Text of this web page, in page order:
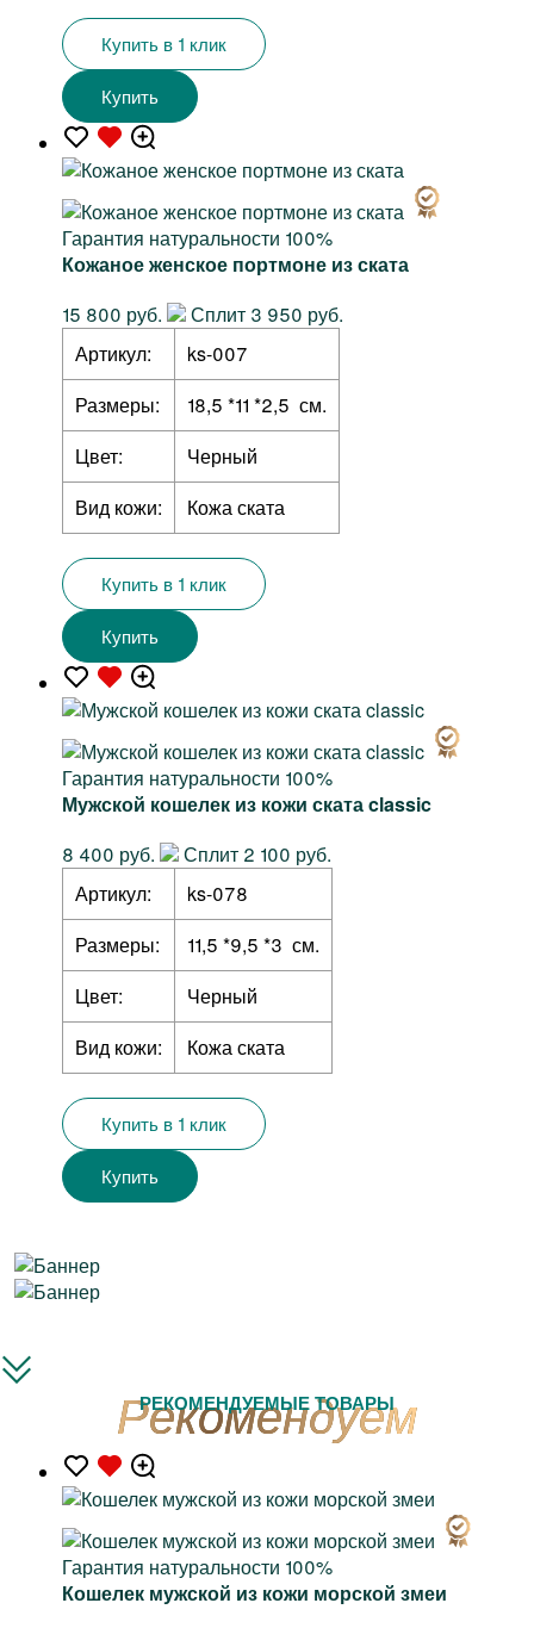
Купить в 1 клик
Купить
Гарантия натуральности 100%
Кожаное женское портмоне из ската
15 800 руб.
Сплит 3 950 руб.
Артикул:
ks-007
Размеры:
18,5 *11 *2,5 см.
Цвет:
Черный
Вид кожи:
Кожа ската
Купить в 1 клик
Купить
Гарантия натуральности 100%
Мужской кошелек из кожи ската classic
8 400 руб.
Сплит 2 100 руб.
Артикул:
ks-078
Размеры:
11,5 *9,5 *3 см.
Цвет:
Черный
Вид кожи:
Кожа ската
Купить в 1 клик
Купить
РЕКОМЕНДУЕМЫЕ ТОВАРЫ
Гарантия натуральности 100%
Кошелек мужской из кожи морской змеи